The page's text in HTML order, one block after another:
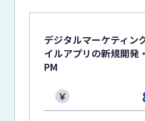
デジタルマーケティン
イルアプリの新規開発
PM